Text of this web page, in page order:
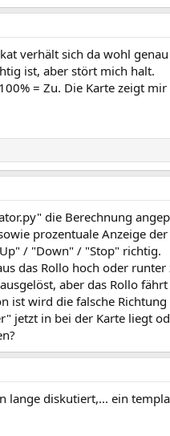
verhält sich da wohl
ist, aber stört mich halt.
= Zu. Die Karte zeigt
die Berechnung
prozentuale Anzeige
/ "Down" / "Stop" richtig.
das Rollo hoch oder
aber das Rollo
ist wird die falsche Richtung
jetzt in bei der Karte liegt
lange diskutiert,... ein